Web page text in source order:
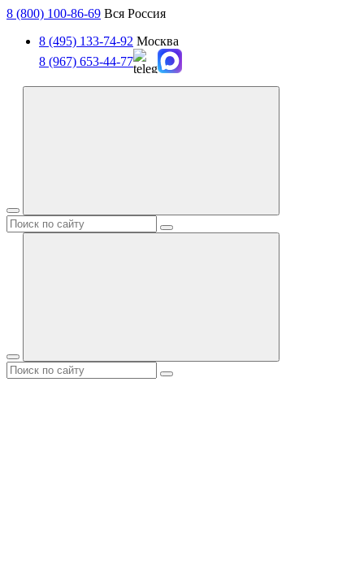
8 (800) 100-86-69 Вся Россия
8 (495) 133-74-92 Москва
8 (967) 653-44-77